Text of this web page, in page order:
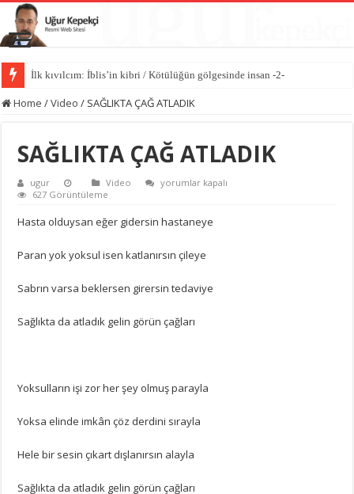
İlk kıvılcım: İblis’in kibri / Kötülüğün gölgesinde insan -2-
Kötülüğün anatomisi / Kötülüğün gölgesinde insan -1-
Home /Video / SAĞLIKTA ÇAĞ ATLADIK
SAĞLIKTA ÇAĞ ATLADIK
ugur Video
SAĞLIKTA
için
yorumlar kapalı
627 Görüntüleme
Hasta olduysan eğer gidersin hastaneye
Paran yok yoksul isen katlanırsın çileye
Sabrın varsa beklersen girersin tedaviye
Sağlıkta da atladık gelin görün çağları
Yoksulların işi zor her şey olmuş parayla
Yoksa elinde imkân çöz derdini sırayla
Hele bir sesin çıkart dışlanırsın alayla
Sağlıkta da atladık gelin görün çağları